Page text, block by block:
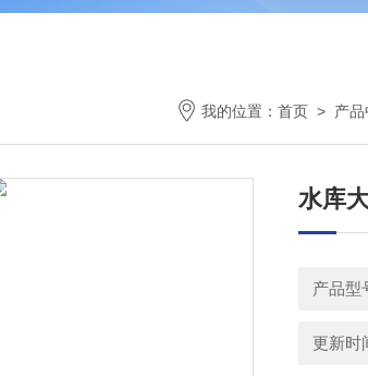
我的位置： 首页 > 产
水库
产品型
更新时